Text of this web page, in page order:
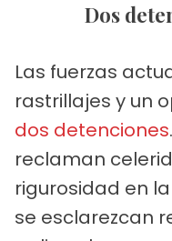
Dos
Las fuerzas
rastrillajes y un
dos detenciones
reclaman
rigurosidad en
se esclarezcan